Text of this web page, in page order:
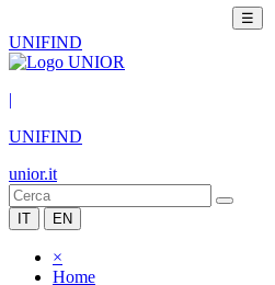
☰
UNIFIND
|
UNIFIND
unior.it
IT EN
×
Home